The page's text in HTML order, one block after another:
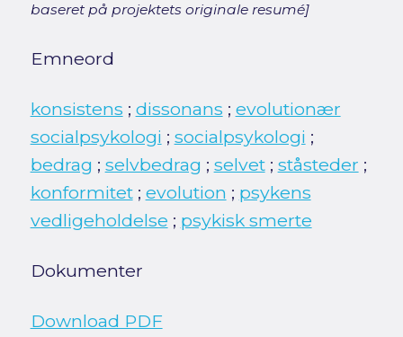
baseret på projektets originale resumé]
Emneord
konsistens ; dissonans ; evolutionær
socialpsykologi ; socialpsykologi ;
bedrag ; selvbedrag ; selvet; ståsteder ;
konformitet; evolution ; psykens
vedligeholdelse ; psykisk smerte
Dokumenter
Download PDF